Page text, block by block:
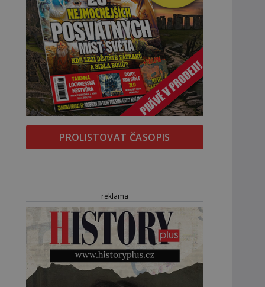
PROLISTOVAT ČASOPIS
reklama